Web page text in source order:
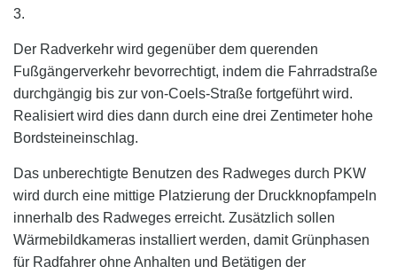
3.
Der Radverkehr wird gegenüber dem querenden
Fußgängerverkehr bevorrechtigt, indem die Fahrradstraße
durchgängig bis zur von-Coels-Straße fortgeführt wird.
Realisiert wird dies dann durch eine drei Zentimeter hohe
Bordsteineinschlag.
Das unberechtigte Benutzen des Radweges durch PKW
wird durch eine mittige Platzierung der Druckknopfampeln
innerhalb des Radweges erreicht. Zusätzlich sollen
Wärmebildkameras installiert werden, damit Grünphasen
für Radfahrer ohne Anhalten und Betätigen der